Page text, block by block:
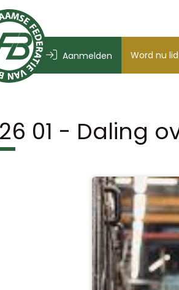
Aanmelden Word nu lid
01 - Daling